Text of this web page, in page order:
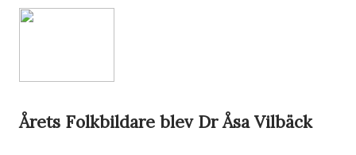
Årets Folkbildare blev Dr Åsa Vilbäck